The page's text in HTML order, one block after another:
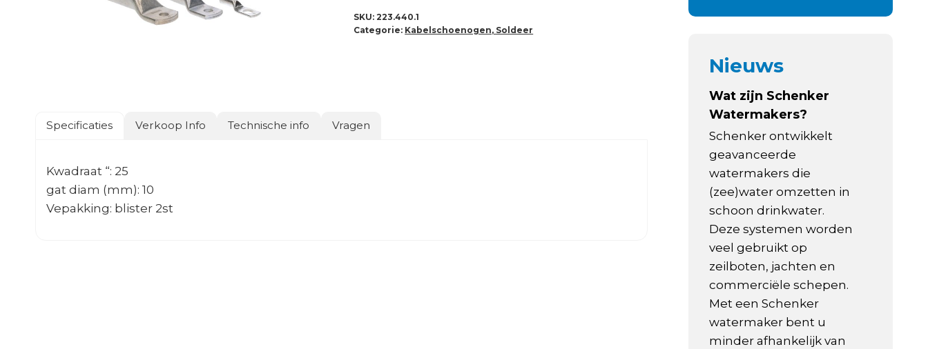
SKU:223.440.1
Categorie: Kabelschoenogen, Soldeer
Specificaties Verkoop Info Technische info Vragen
Kwadraat “: 25
gat diam (mm): 10
Vepakking: blister 2st
Nieuws
Wat zijn Schenker
Watermakers?
Schenker ontwikkelt
geavanceerde
watermakers die
(zee)water omzetten in
schoon drinkwater.
Deze systemen worden
veel gebruikt op
zeilboten, jachten en
commerciële schepen.
Met een Schenker
watermaker bent u
minder afhankelijk van